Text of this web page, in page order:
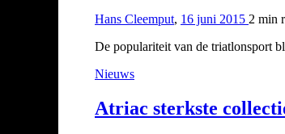
Hans Cleemput, 16 juni 2015 2 min
De populariteit van de triatlonsport
Nieuws
Atriac sterkste